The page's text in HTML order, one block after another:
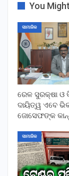
You
ସାମାଜିକ
ରେଳ ସୁରକ୍ଷା ଓ
ଦାୟିତ୍ୱ ଏବେ
ଜୋସେଫଙ୍କ
ସାମାଜିକ